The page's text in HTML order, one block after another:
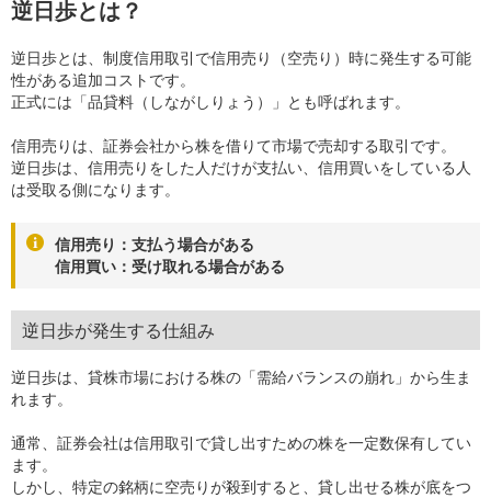
逆日歩とは？
逆日歩とは、制度信用取引で信用売り（空売り）時に発生する可能
性がある追加コストです。
正式には「品貸料（しながしりょう）」とも呼ばれます。
信用売りは、証券会社から株を借りて市場で売却する取引です。
逆日歩は、信用売りをした人だけが支払い、信用買いをしている人
は受取る側になります。
信用売り：支払う場合がある
信用買い：受け取れる場合がある
逆日歩が発生する仕組み
逆日歩は、貸株市場における株の「需給バランスの崩れ」から生ま
れます。
通常、証券会社は信用取引で貸し出すための株を一定数保有してい
ます。
しかし、特定の銘柄に空売りが殺到すると、貸し出せる株が底をつ